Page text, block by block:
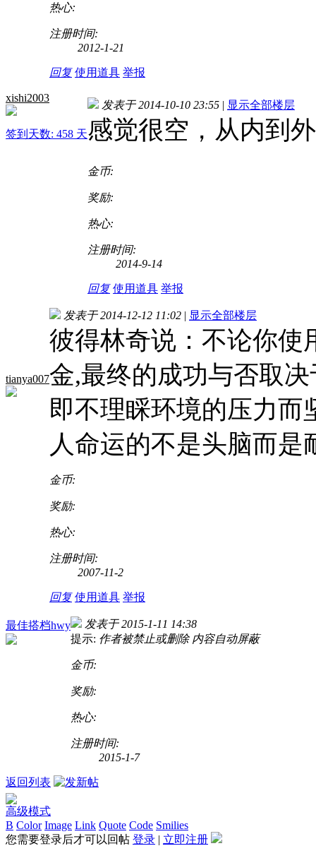
热心:
注册时间:
2012-1-21
回复 使用道具 举报
xishi2003
签到天数: 458 天
发表于 2014-10-10 23:55 | 显示全部楼层
感觉很空，从内到
金币:
奖励:
热心:
注册时间:
2014-9-14
回复 使用道具 举报
tianya007
发表于 2014-12-12 11:02 | 显示全部楼层
彼得林奇说：不论你使
金,最终的成功与否取
即不理睬环境的压力而
人命运的不是头脑而是
金币:
奖励:
热心:
注册时间:
2007-11-2
回复 使用道具 举报
最佳搭档hwy
发表于 2015-1-11 14:38
提示: 作者被禁止或删除 内容自动屏蔽
金币:
奖励:
热心:
注册时间:
2015-1-7
返回列表
高级模式
B Color Image Link Quote Code Smilies
您需要登录后才可以回帖 登录 | 立即注册